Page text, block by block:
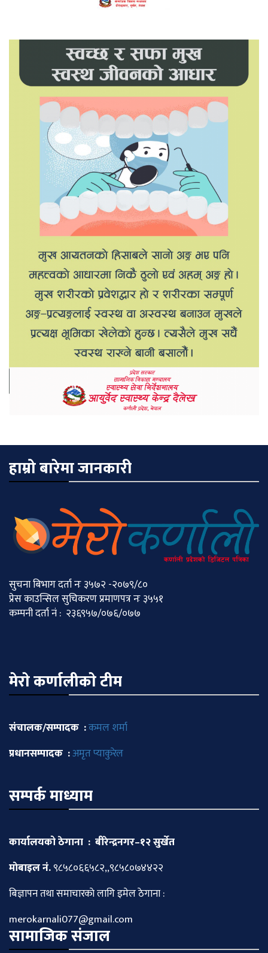
हाम्रो बारेमा जानकारी
सुचना बिभाग दर्ता नः ३५७२ -२०७९/८०
प्रेस काउन्सिल सुचिकरण प्रमाणपत्र नः ३५५१
कम्पनी दर्ता नं : २३६९५७/०७६/०७७
मेराे कर्णालीकाे टीम
संचालक/सम्पादक :कमल शर्मा
प्रधानसम्पादक :अमृत प्याकुरेल
सम्पर्क माध्याम
कार्यालयको ठेगाना : बीरेन्द्रनगर–१२ सुर्खेत
माेबाइल नं.९८५८०६६५८२,,९८५८०७४४२२
बिज्ञापन तथा समाचारकाे लागि इमेल ठेगाना :
merokarnali077@gmail.com
सामाजिक संजाल